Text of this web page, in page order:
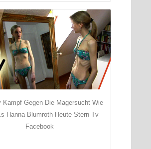
Kampf Gegen Die Magersucht Wie
Hanna Blumroth Heute Stern Tv
Facebook